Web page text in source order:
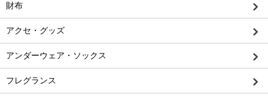
財布
アクセ・グッズ
アンダーウェア・ソックス
フレグランス